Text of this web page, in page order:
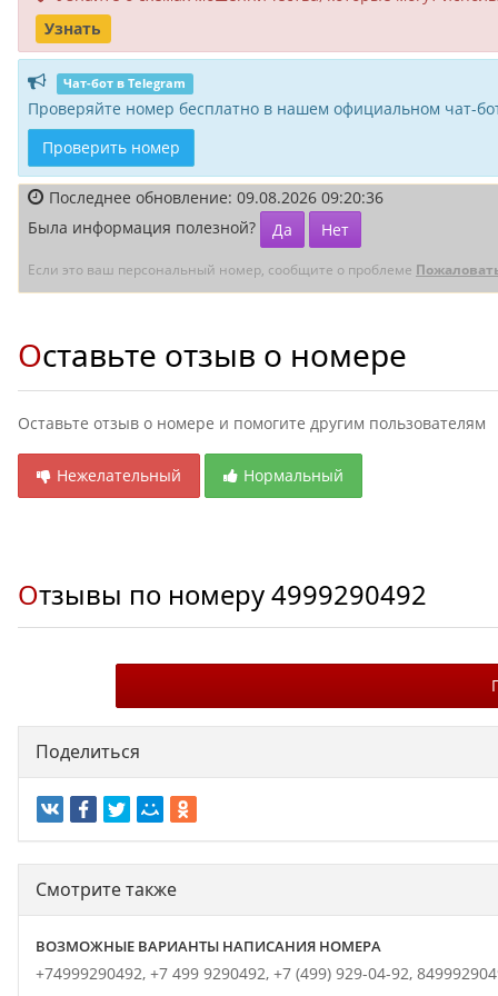
Узнать
Чат-бот в Telegram
Проверяйте номер бесплатно в нашем официальном чат-
Проверить номер
Последнее обновление: 09.08.2026 09:20:36
Была информация полезной?
Да Нет
Если это ваш персональный номер, сообщите о проблеме
Оставьте отзыв о номере
Оставьте отзыв о номере и помогите другим пользователям
Нежелательный Нормальный
Отзывы по номеру4999290492
Поделиться
Смотрите также
ВОЗМОЖНЫЕ ВАРИАНТЫ НАПИСАНИЯ НОМЕРА
+74999290492, +7 499 9290492, +7 (499) 929-04-92,